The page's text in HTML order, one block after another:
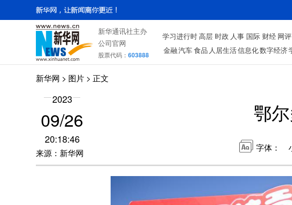
新华通讯社主办
公司官网
股票代码： 603888
学习进行时高层 时政 人事 国际 财经 网评
金融汽车食品 人居生活信息化数字经济
新华网 > 图片 > 正文
2023
09/26
20:18:46
来源：新华网
鄂
字体：